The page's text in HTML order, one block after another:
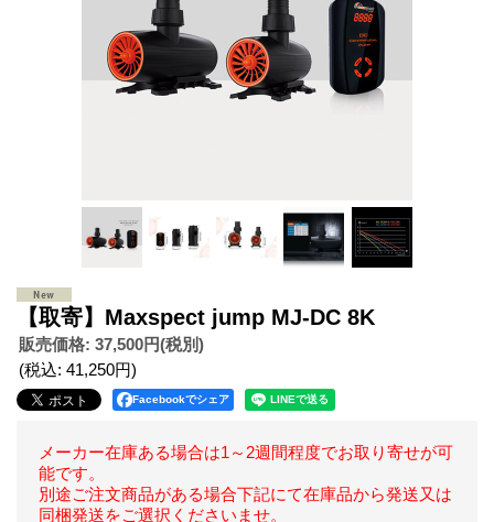
【取寄】Maxspect jump MJ-DC 8K
販売価格: 37,500円(税別)
(税込: 41,250円)
Facebookでシェア
メーカー在庫ある場合は1～2週間程度でお取り寄せが可
能です。
別途ご注文商品がある場合下記にて在庫品から発送又は
同梱発送をご選択くださいませ。